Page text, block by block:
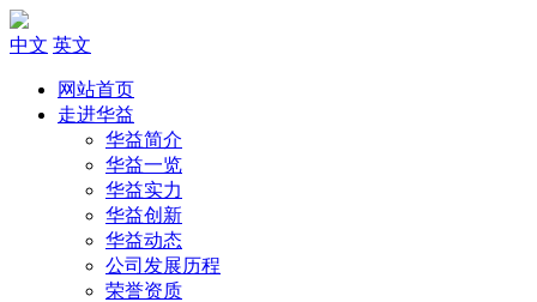
中文 英文
网站首页
走进华益
华益简介
华益一览
华益实力
华益创新
华益动态
公司发展历程
荣誉资质